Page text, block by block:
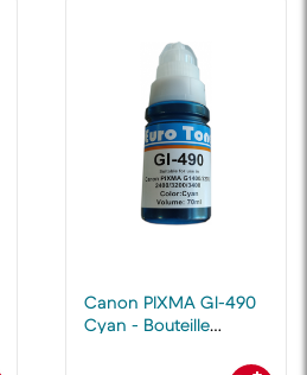
Canon PIXMA Gl-490
Cyan - Bouteille